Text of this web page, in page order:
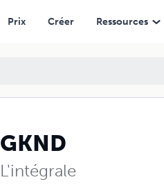
Prix Créer Ressources
GKND
L'intégrale